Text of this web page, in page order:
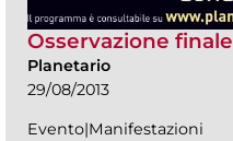
Osservazione finale
Planetario
29/08/2013
Evento|Manifestazioni